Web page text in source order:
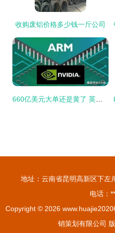
收购废铝价格多少钱一斤公司
地址：云南省昆明高新区下左
电话：
Copyright © 2026
销策划有限公司